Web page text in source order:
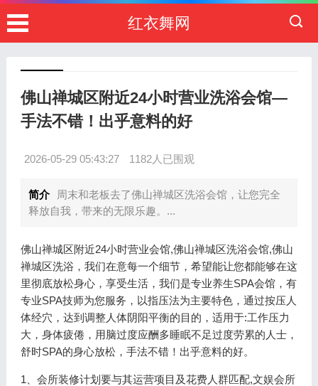
红衣舞网
佛山禅城区附近24小时营业洗浴会馆—
手法不错！出乎意料的好
2026-05-29 05:43:27 1182人已围观
简介
周末和老板去了佛山禅城区洗浴会馆，让您完全
释放自我，带来的无限乐趣。...
佛山禅城区附近24小时营业会馆,佛山禅城区洗浴会馆,佛山
禅城区洗浴，我们在意每一个细节，希望能让您都能够在这
里彻底放松身心，享受生活，我们是专业养生SPA会馆，有
专业SPA技师为您服务，以指压法为主要特色，通过按压人
体经穴，达到调整人体阴阳平衡的目的，适用于:工作压力
大，身体疲倦，用脑过度应酬多睡眠不足过度劳累的人士，
舒时SPA的身心放松，手法不错！出乎意料的好。
1、会所装修计划要与其运营项目及花费人群匹配,文娱会所